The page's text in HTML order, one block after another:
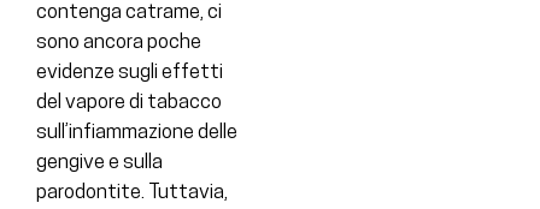
contenga catrame, ci
sono ancora poche
evidenze sugli effetti
del vapore di tabacco
sull’infiammazione delle
gengive e sulla
parodontite. Tuttavia,